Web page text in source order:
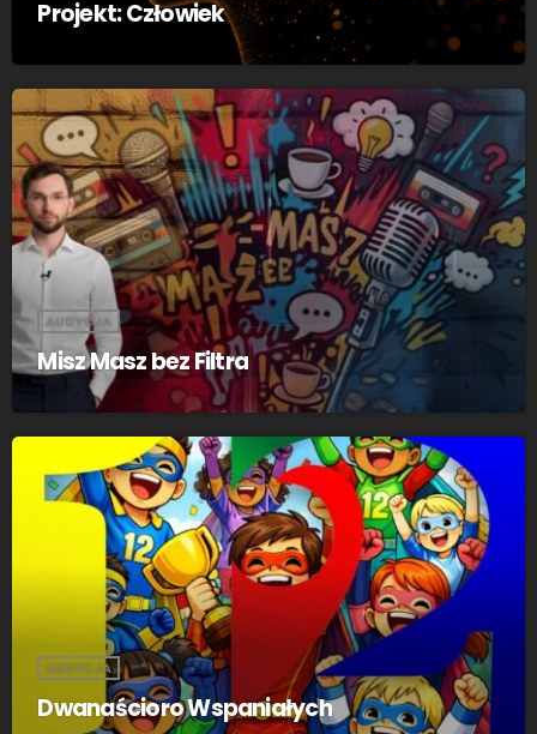
Projekt: Człowiek
AUDYCJA
Misz Masz bez Filtra
AUDYCJA
Dwanaścioro Wspaniałych